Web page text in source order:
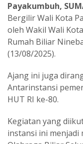
Payakumbuh,
Bergilir Wali Kota
oleh Wakil Wali
Rumah Biliar
(13/08/2025).
Ajang ini juga
Antarinstansi
HUT RI ke-80.
Kegiatan yang
instansi ini menjadi